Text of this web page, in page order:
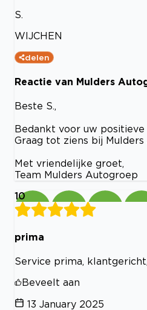
S.
WIJCHEN
delen
Reactie van Mulders
Beste S.,
Bedankt voor uw
Graag tot ziens bij
Met vriendelijke groet,
Team Mulders Autogroep
10
prima
Service prima,
Beveelt aan
13 January 2025